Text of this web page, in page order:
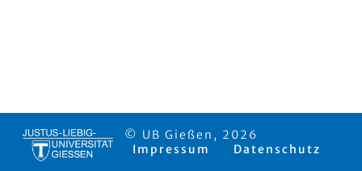
© UB Gießen, 2026
Impressum
Datenschutz